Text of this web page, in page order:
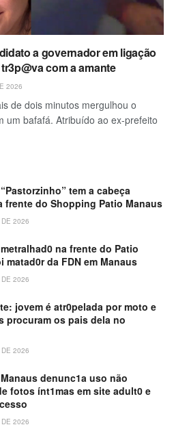
a governador em ligação
com a amante
2026
de dois minutos mergulhou o
um bafafá. Atribuído ao ex-prefeito
tem a cabeça
frente do Shopping Patio Manaus
2026
na frente do Patio
matad0r da FDN em Manaus
2026
jovem é atr0pelada por moto e
procuram os pais dela no
2026
denunc1a uso não
fotos ínt1mas em site adult0 e
2026